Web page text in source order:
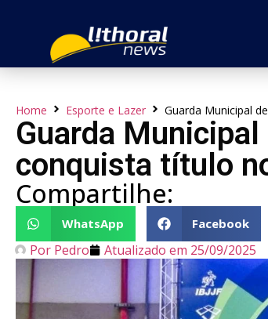
Home Esporte e Lazer Guarda Municipal
Guarda
conquista título
Compartilhe:
WhatsApp Facebook
Por Pedro Atualizado em 25/09/2025